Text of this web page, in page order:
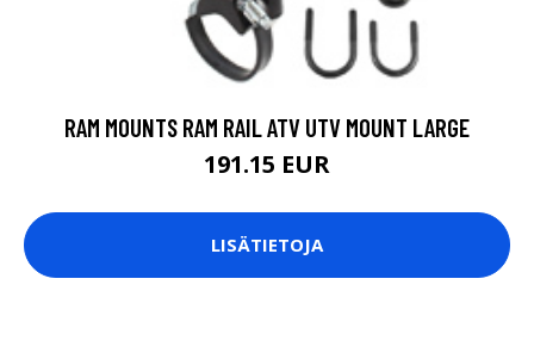
RAM MOUNTS RAM RAIL ATV UTV MOUNT LARGE
191.15 EUR
LISÄTIETOJA